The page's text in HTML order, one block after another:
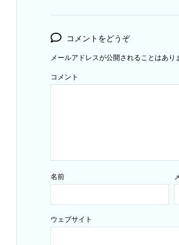
コメントをどうぞ
メールアドレスが公開されることはあり
コメント
名前
ウェブサイト